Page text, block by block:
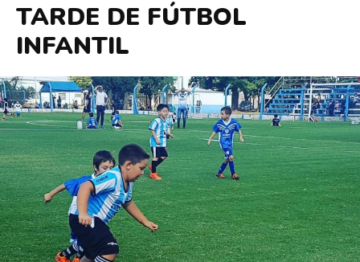
TARDE DE FÚTBOL
INFANTIL